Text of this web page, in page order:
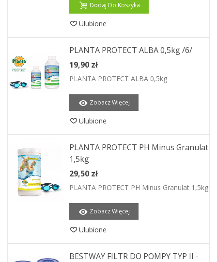
Dodaj Do Koszyka
Ulubione
PLANTA PROTECT ALBA 0,5kg /6/
19,90 zł
PLANTA PROTECT ALBA 0,5kg
Zobacz Więcej
Ulubione
PLANTA PROTECT PH Minus Granulat
1,5kg
29,50 zł
PLANTA PROTECT PH Minus Granulat 1,5kg
Zobacz Więcej
Ulubione
BESTWAY FILTR DO POMPY TYP II -